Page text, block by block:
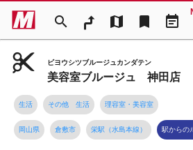
search map bookmark event_note
ビヨウシツブルージュカンダテン
美容室ブルージュ 神田店
生活 その他 生活 理容室・美容室
岡山県 倉敷市 栄駅（水島本線） 駅からの